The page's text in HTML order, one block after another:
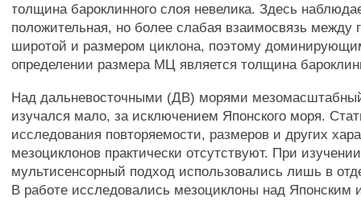
толщина бароклинного слоя невелика. Здесь
положительная, но более слабая взаимосвязь между
широтой и размером циклона, поэтому
определении размера МЦ является толщина
Над дальневосточными (ДВ) морями
изучался мало, за исключением Японского моря.
исследования повторяемости, размеров и других
мезоциклонов практически отсутствуют. При
мультисенсорный подход использовались лишь в
В работе исследовались мезоциклоны над Японским